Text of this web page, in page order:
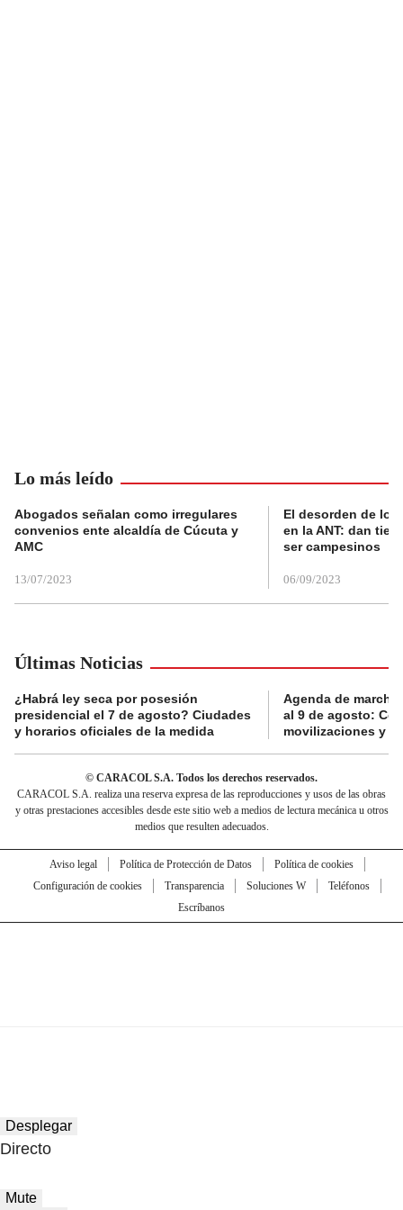
Lo más leído
Abogados señalan como irregulares
convenios ente alcaldía de Cúcuta y
AMC
13/07/2023
El desorden de
en la ANT: dan
ser campesinos
06/09/2023
Últimas Noticias
¿Habrá ley seca por posesión
presidencial el 7 de agosto? Ciudades
y horarios oficiales de la medida
Agenda de
al 9 de agosto:
movilizaciones y
© CARACOL S.A. Todos los derechos reservados.
CARACOL S.A. realiza una reserva expresa de las reproducciones y usos de las obras
y otras prestaciones accesibles desde este sitio web a medios de lectura mecánica u otros
medios que resulten adecuados.
Aviso legal Política de Protección de Datos
Política de cookies
Configuración de cookies
Transparencia Soluciones W
Teléfonos
Escríbanos
Desplegar
Directo
Mute